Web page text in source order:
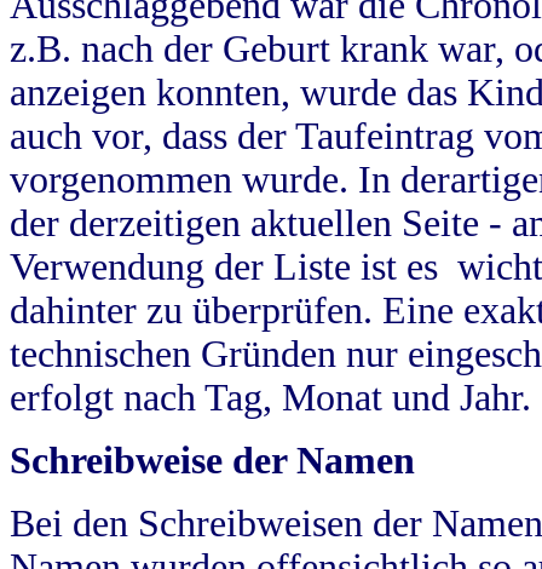
z.B. nach der Geburt krank war,
anzeigen konnten, wurde das
auch vor, dass der Taufeintrag
vorgenommen wurde. In
der derzeitigen aktuellen Seite -
Verwendung der Liste ist es
dahinter zu überprüfen. Eine
technischen Gründen nur
erfolgt nach Tag, Monat und Jahr.
Schreibweise der Namen
Bei den Schreibweisen der